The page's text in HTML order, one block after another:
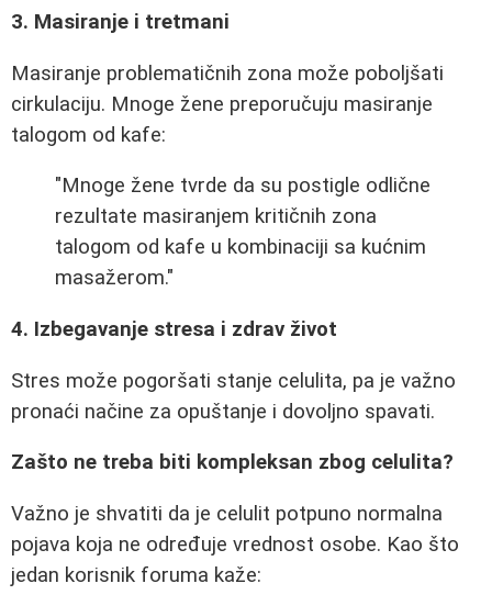
3. Masiranje i tretmani
Masiranje problematičnih zona može poboljšati
cirkulaciju. Mnoge žene preporučuju masiranje
talogom od kafe:
"Mnoge žene tvrde da su postigle odlične
rezultate masiranjem kritičnih zona
talogom od kafe u kombinaciji sa kućnim
masažerom."
4. Izbegavanje stresa i zdrav život
Stres može pogoršati stanje celulita, pa je važno
pronaći načine za opuštanje i dovoljno spavati.
Zašto ne treba biti kompleksan zbog celulita?
Važno je shvatiti da je celulit potpuno normalna
pojava koja ne određuje vrednost osobe. Kao što
jedan korisnik foruma kaže: